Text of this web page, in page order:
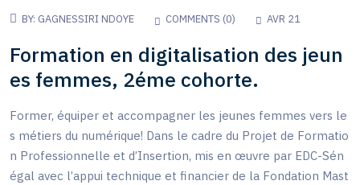
BY: GAGNESSIRI NDOYE COMMENTS (0) AVR 21
Formation en digitalisation des jeun
es femmes, 2éme cohorte.
Former, équiper et accompagner les jeunes femmes vers le
s métiers du numérique! Dans le cadre du Projet de Formatio
n Professionnelle et d’Insertion, mis en œuvre par EDC-Sén
égal avec l’appui technique et financier de la Fondation Mast